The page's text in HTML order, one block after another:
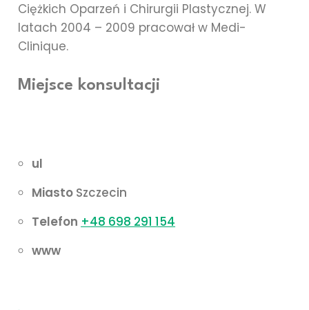
Ciężkich Oparzeń i Chirurgii Plastycznej. W
latach 2004 – 2009 pracował w Medi-
Clinique.
Miejsce konsultacji
ul
Miasto Szczecin
Telefon +48 698 291 154
www